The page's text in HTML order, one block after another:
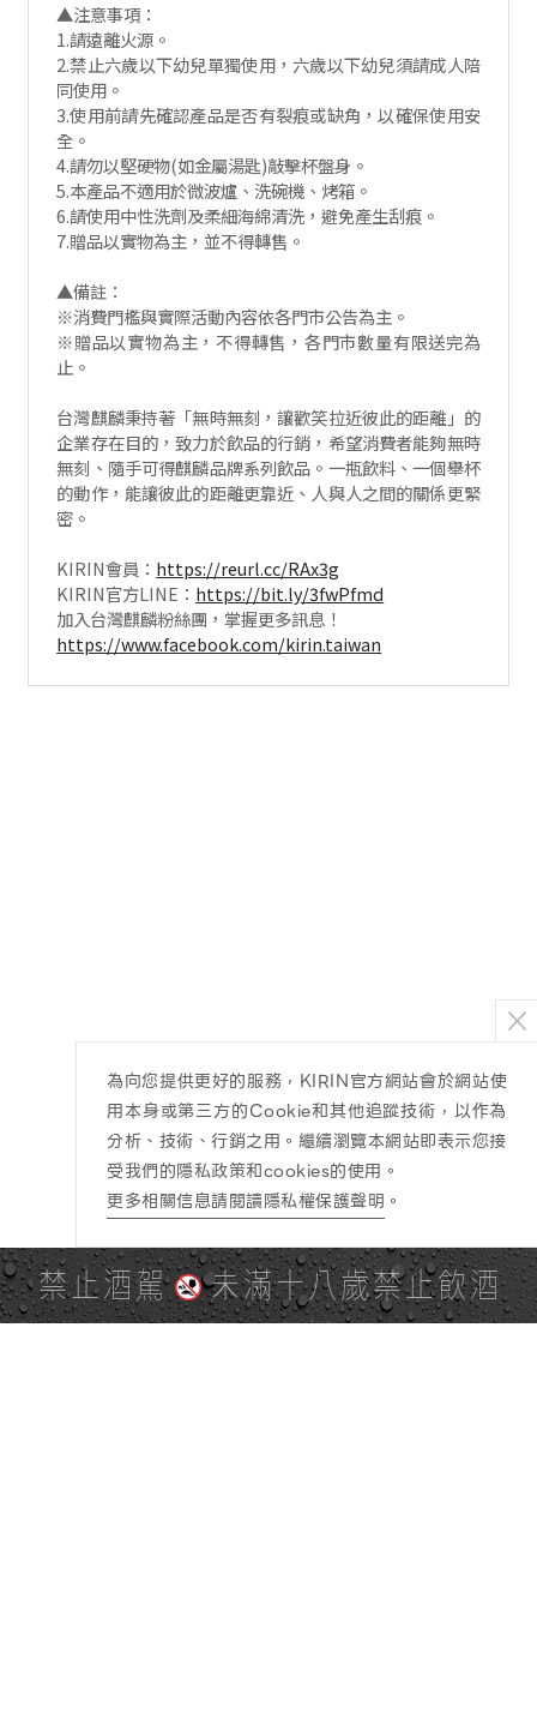
▲注意事項：
1.請遠離火源。
2.禁止六歲以下幼兒單獨使用，六歲以下幼兒須請成人陪
同使用。
3.使用前請先確認產品是否有裂痕或缺角，以確保使用安
全。
4.請勿以堅硬物(如金屬湯匙)敲擊杯盤身。
5.本產品不適用於微波爐、洗碗機、烤箱。
6.請使用中性洗劑及柔細海綿清洗，避免產生刮痕。
7.贈品以實物為主，並不得轉售。
▲備註：
※消費門檻與實際活動內容依各門市公告為主。
※贈品以實物為主，不得轉售，各門市數量有限送完為
止。
台灣麒麟秉持著「無時無刻，讓歡笑拉近彼此的距離」的
企業存在目的，致力於飲品的行銷，希望消費者能夠無時
無刻、隨手可得麒麟品牌系列飲品。一瓶飲料、一個舉杯
的動作，能讓彼此的距離更靠近、人與人之間的關係更緊
密。
KIRIN會員： https://reurl.cc/RAx3g
KIRIN官方LINE： https://bit.ly/3fwPfmd
加入台灣麒麟粉絲團，掌握更多訊息！
https://www.facebook.com/kirin.taiwan
禁止酒駕 未滿十八歲禁止飲酒
為向您提供更好的服務，KIRIN官方網站會於網站使
用本身或第三方的Cookie和其他追蹤技術，以作為
分析、技術、行銷之用。繼續瀏覽本網站即表示您接
受我們的隱私政策和cookies的使用。
更多相關信息請閱讀隱私權保護聲明 。
PAGE TOP